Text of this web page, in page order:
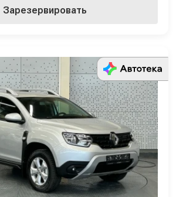
Зарезервировать